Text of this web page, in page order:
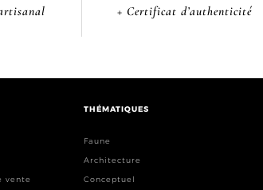
+ Certificat d’authenticité
vente
THÉMATIQUES
Faune
Architecture
Conceptuel